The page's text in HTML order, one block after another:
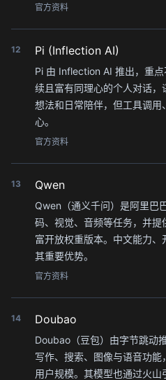
官方资料
12 Pi (Inflection AI)
Pi 由 Inflection AI 推出，重
续且富有同理心的个人对话
想法和日常陪伴，但工具调
心。
官方资料
13 Qwen
Qwen（通义千问）是阿里巴
码、视觉、音频等任务，并
富开放权重版本。中文能力
其重要优势。
官方资料
14 Doubao
Doubao（豆包）由字节跳动
写作、搜索、图像与语音功
用户规模。其模型也通过火